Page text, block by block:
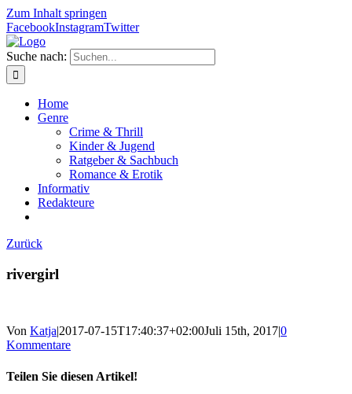
Zum Inhalt springen
FacebookInstagramTwitter
Suche nach:
Home
Genre
Crime & Thrill
Kinder & Jugend
Ratgeber & Sachbuch
Romance & Erotik
Informativ
Redakteure
Zurück
rivergirl
Von Katja|2017-07-15T17:40:37+02:00Juli 15th, 2017|0
Kommentare
Teilen Sie diesen Artikel!